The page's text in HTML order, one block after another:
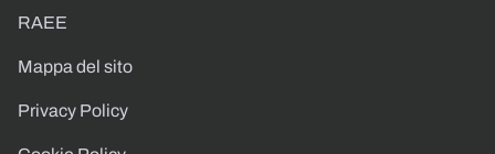
RAEE
Mappa del sito
Privacy Policy